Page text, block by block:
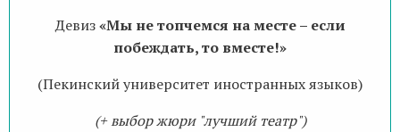
Девиз«Мы не топчемся на месте – если
побеждать, то вместе!»
(Пекинский университет иностранных языков)
(+ выбор жюри "лучший театр")